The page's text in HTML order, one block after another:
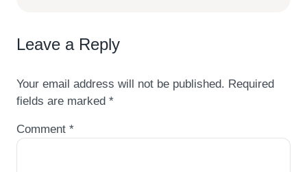
Leave a Reply
Your email address will not be published. Required
fields are marked *
Comment *